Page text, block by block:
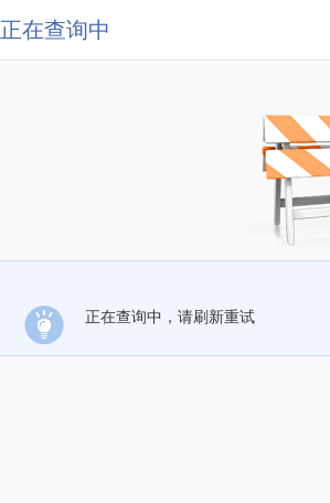
正在查询中
正在查询中，请刷新重试